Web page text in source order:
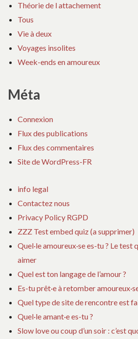
Théorie de l attachement
Tous
Vie à deux
Voyages insolites
Week-ends en amoureux
Méta
Connexion
Flux des publications
Flux des commentaires
Site de WordPress-FR
info legal
Contactez nous
Privacy Policy RGPD
ZZZ Test embed quiz (a supprimer)
Quel·le amoureux·se es-tu ? Le test
aimer
Quel est ton langage de l’amour ?
Es-tu prêt·e à retomber
Quel type de site de rencontre est
Quel·le amant·e es-tu ?
Slow love ou coup d’un soir : c’est